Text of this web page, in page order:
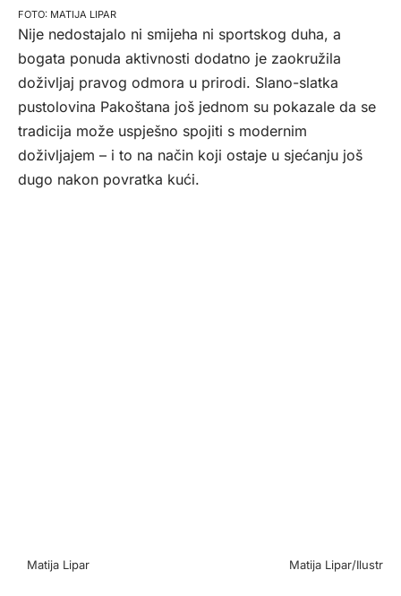
MATIJA LIPAR
Nije nedostajalo ni smijeha ni sportskog duha, a
bogata ponuda aktivnosti dodatno je zaokružila
doživljaj pravog odmora u prirodi. Slano-slatka
pustolovina Pakoštana još jednom su pokazale da se
tradicija može uspješno spojiti s modernim
doživljajem – i to na način koji ostaje u sjećanju još
dugo nakon povratka kući.
Matija Lipar Matija Lipar/